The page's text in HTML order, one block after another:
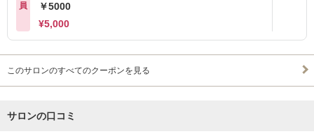
員
￥5000
¥5,000
このサロンのすべてのクーポンを見る
サロンの口コミ